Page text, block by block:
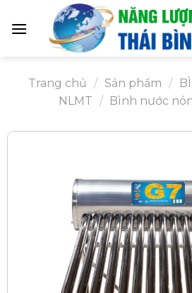
Trang chủ / Sản phẩm /
NLMT / Bình nước